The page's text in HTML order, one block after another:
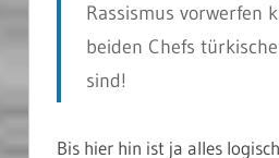
Rassismus vorwerfen
beiden Chefs
sind!
Bis hier hin ist ja alles